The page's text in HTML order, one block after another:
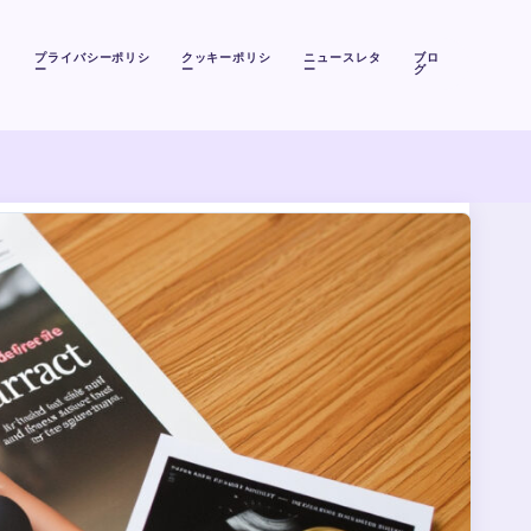
プライバシーポリシ
ー
クッキーポリシ
ー
ニュースレタ
ー
ブロ
グ